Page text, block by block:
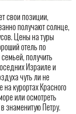
свои позиции,
получают солнце,
Цены на туры
отель по
получить
Израиле и
чуть ли не
курортах Красного
или осмотреть
знаменитую Петру.